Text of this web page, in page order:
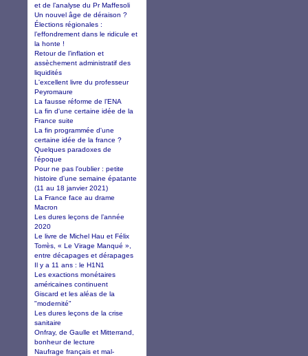
et de l’analyse du Pr Maffesoli
Un nouvel âge de déraison ?
Élections régionales :
l’effondrement dans le ridicule et
la honte !
Retour de l’inflation et
assèchement administratif des
liquidités
L'excellent livre du professeur
Peyromaure
La fausse réforme de l’ENA
La fin d'une certaine idée de la
France suite
La fin programmée d'une
certaine idée de la france ?
Quelques paradoxes de
l'époque
Pour ne pas l'oublier : petite
histoire d'une semaine épatante
(11 au 18 janvier 2021)
La France face au drame
Macron
Les dures leçons de l’année
2020
Le livre de Michel Hau et Félix
Torrès, « Le Virage Manqué »,
entre décapages et dérapages
Il y a 11 ans : le H1N1
Les exactions monétaires
américaines continuent
Giscard et les aléas de la
"modernité"
Les dures leçons de la crise
sanitaire
Onfray, de Gaulle et Mitterrand,
bonheur de lecture
Naufrage français et mal-